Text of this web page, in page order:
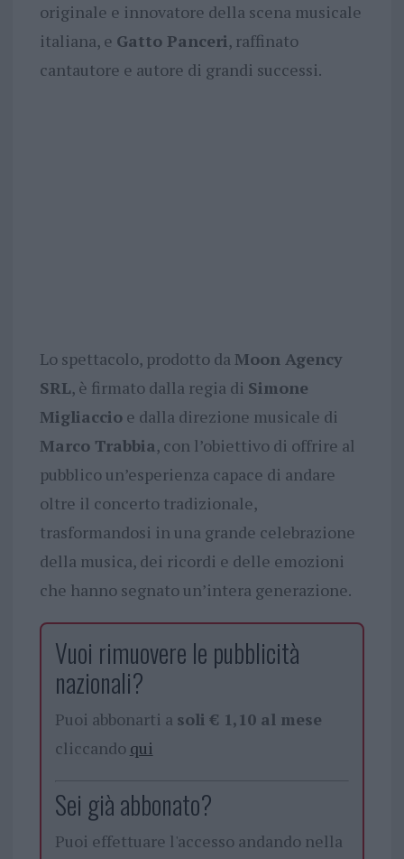
originale e innovatore della scena musicale
italiana, e Gatto Panceri, raffinato
cantautore e autore di grandi successi.
Lo spettacolo, prodotto da Moon Agency
SRL, è firmato dalla regia di Simone
Migliaccioe dalla direzione musicale di
Marco Trabbia, con l’obiettivo di offrire al
pubblico un’esperienza capace di andare
oltre il concerto tradizionale,
trasformandosi in una grande celebrazione
della musica, dei ricordi e delle emozioni
che hanno segnato un’intera generazione.
Vuoi rimuovere le pubblicità
nazionali?
Puoi abbonarti a soli € 1,10 al mese
cliccando qui
Sei già abbonato?
Puoi effettuare l'accesso andando nella